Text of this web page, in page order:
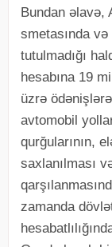
Bundan əlavə,
smetasında
tutulmadığı
hesabına 19
üzrə
avtomobil
qurğularının,
saxlanılması
zamanda